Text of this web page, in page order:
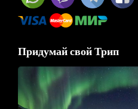
Придумай свой Трип